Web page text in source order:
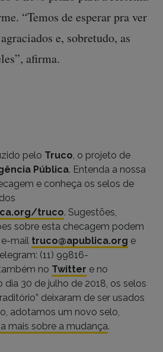
“Temos de esperar pra ver
e, sobretudo, as
afirma.
pelo Truco, o projeto de
Pública. Entenda a nossa
e conheça os selos de
truco. Sugestões,
sobre esta checagem podem
e-mail truco@apublica.org e
(11) 99816-
no Twitter e no
dia 30 de julho de 2018, os selos
deixaram de ser usados
adotamos um novo selo,
mais sobre a mudança.